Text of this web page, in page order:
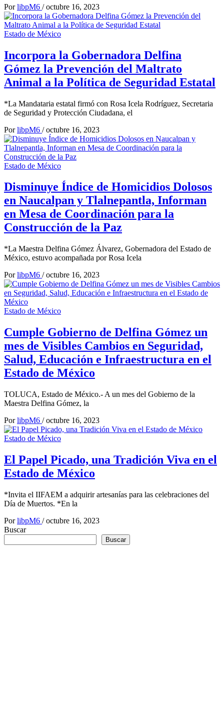
Por libpM6 / octubre 16, 2023
Estado de México
Incorpora la Gobernadora Delfina
Gómez la Prevención del Maltrato
Animal a la Política de Seguridad Estatal
*La Mandataria estatal firmó con Rosa Icela Rodríguez, Secretaria
de Seguridad y Protección Ciudadana, el
Por libpM6 / octubre 16, 2023
Estado de México
Disminuye Índice de Homicidios Dolosos
en Naucalpan y Tlalnepantla, Informan
en Mesa de Coordinación para la
Construcción de la Paz
*La Maestra Delfina Gómez Álvarez, Gobernadora del Estado de
México, estuvo acompañada por Rosa Icela
Por libpM6 / octubre 16, 2023
Estado de México
Cumple Gobierno de Delfina Gómez un
mes de Visibles Cambios en Seguridad,
Salud, Educación e Infraestructura en el
Estado de México
TOLUCA, Estado de México.- A un mes del Gobierno de la
Maestra Delfina Gómez, la
Por libpM6 / octubre 16, 2023
Estado de México
El Papel Picado, una Tradición Viva en el
Estado de México
*Invita el IIFAEM a adquirir artesanías para las celebraciones del
Día de Muertos. *En la
Por libpM6 / octubre 16, 2023
Buscar
Buscar